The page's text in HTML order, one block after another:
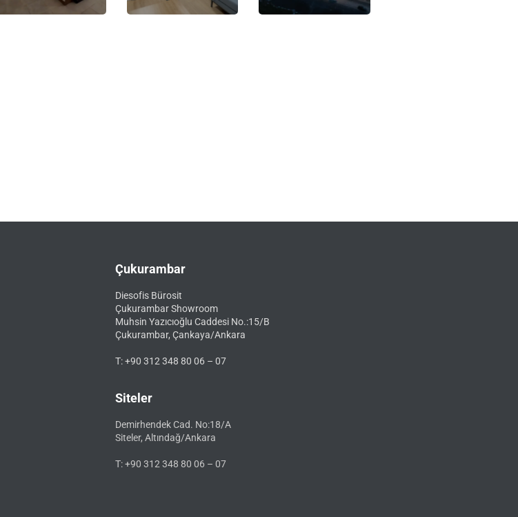
Çukurambar
Diesofis Bürosit
Çukurambar Showroom
Muhsin Yazıcıoğlu Caddesi No.:15/B
Çukurambar, Çankaya/Ankara
T: +90 312 348 80 06 – 07
Siteler
Demirhendek Cad. No:18/A
Siteler, Altındağ/Ankara
T: +90 312 348 80 06 – 07